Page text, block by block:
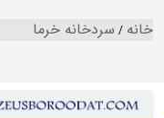
خانه سردخانه خرما